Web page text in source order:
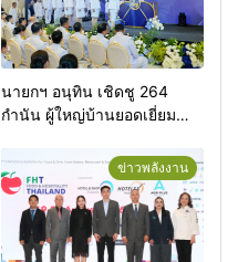
นายกฯ อนุทิน เชิดชู 264
กำนัน ผู้ใหญ่บ้านยอดเยี่ยม
เกียรติยศแห่งการเสียสละ”
ข่าวพลังงาน